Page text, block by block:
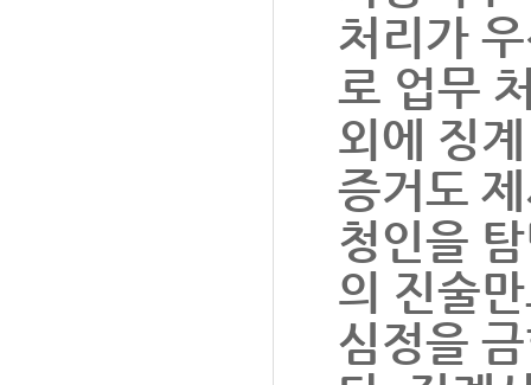
처리가
로 업무
외에 징
증거도
청인을
의 진술
심정을